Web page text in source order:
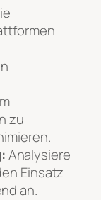
zu
Analysiere
Einsatz
an.